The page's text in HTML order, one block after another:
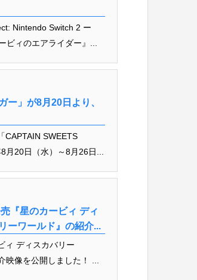
Nintendo Switch 2 ー
ィのエアライダー』...
ー」が8月20日より、
CAPTAIN SWEETS
20日（水）～8月26日...
『星のカービィ ディ
ーワールド』の紹介...
ィ ディスカバリー
像を公開しました！ ...